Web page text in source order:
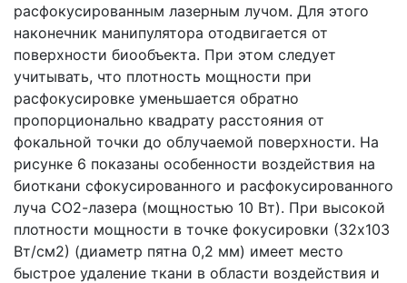
расфокусированным лазерным лучом. Для этого
наконечник манипулятора отодвигается от
поверхности биообъекта. При этом следует
учитывать, что плотность мощности при
расфокусировке уменьшается обратно
пропорционально квадрату расстояния от
фокальной точки до облучаемой поверхности. На
рисунке 6 показаны особенности воздействия на
биоткани сфокусированного и расфокусированного
луча СО2-лазера (мощностью 10 Вт). При высокой
плотности мощности в точке фокусировки (32х103
Вт/см2) (диаметр пятна 0,2 мм) имеет место
быстрое удаление ткани в области воздействия и